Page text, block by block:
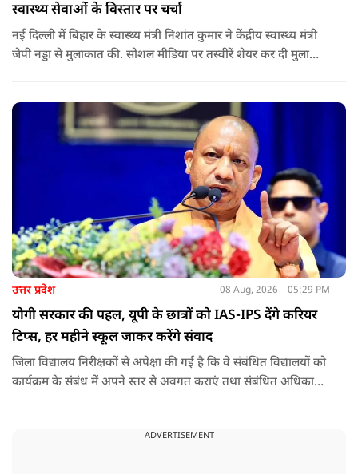
स्वास्थ्य सेवाओं के विस्तार पर चर्चा
नई दिल्ली में बिहार के स्वास्थ्य मंत्री निशांत कुमार ने केंद्रीय स्वास्थ्य मंत्री
जेपी नड्डा से मुलाकात की. सोशल मीडिया पर तस्वीरें शेयर कर दी मुलाकात
उत्तर प्रदेश 08 Aug, 2026 05:29 PM
योगी सरकार की पहल, यूपी के छात्रों को IAS-IPS देंगे करियर
टिप्स, हर महीने स्कूल जाकर करेंगे संवाद
जिला विद्यालय निरीक्षकों से अपेक्षा की गई है कि वे संबंधित विद्यालयों को
कार्यक्रम के संबंध में अपने स्तर से अवगत कराएं तथा संबंधित अधिकारी
मुख्य सचिव, माध्यमिक शिक्षा, पार्थ सारथी सेन शर्मा ने बताया कि मुख्य
ADVERTISEMENT